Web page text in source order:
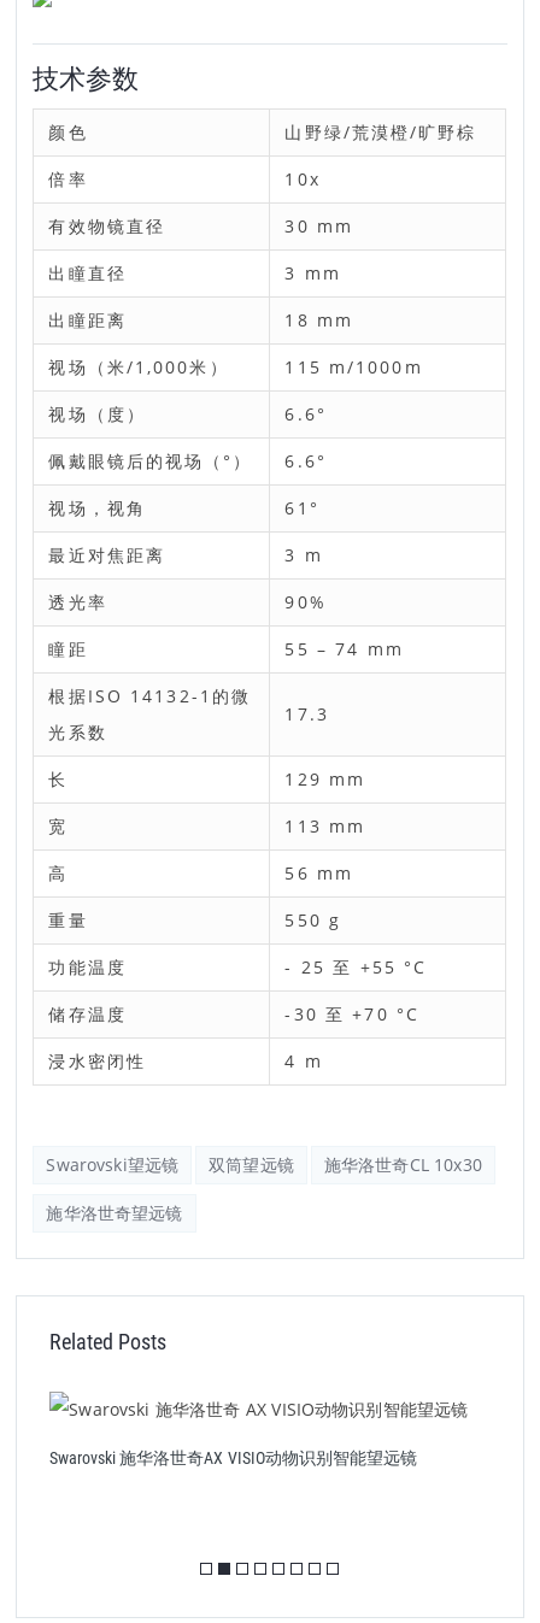
技术参数
颜色 山野绿/荒漠橙/旷野棕
倍率 10x
有效物镜直径 30 mm
出瞳直径 3 mm
出瞳距离 18 mm
视场（米/1,000米） 115 m/1000m
视场（度） 6.6°
佩戴眼镜后的视场（°） 6.6°
视场，视角 61°
最近对焦距离 3 m
透光率 90%
瞳距 55 – 74 mm
根据ISO 14132-1的微
光系数
17.3
长 129 mm
宽 113 mm
高 56 mm
重量 550 g
功能温度 - 25 至 +55 °C
储存温度 -30 至 +70 °C
浸水密闭性 4 m
Swarovski望远镜 双筒望远镜 施华洛世奇CL 10x30
施华洛世奇望远镜
Related Posts
Swarovski 施华洛世奇AX VISIO动物识别智能望远镜